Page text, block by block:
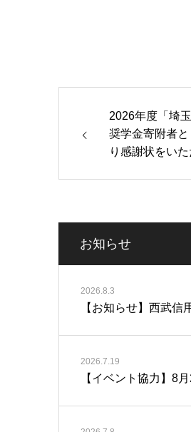
2026年度「埼
奨学金寄附者
り感謝状をい
お知らせ
2026.8.3
【お知らせ】西武
2026.7.19
【イベント協力】8